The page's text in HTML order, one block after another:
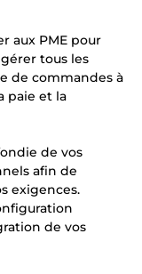
aux PME pour
tous les
de commandes à
paie et la
de vos
afin de
exigences.
de vos